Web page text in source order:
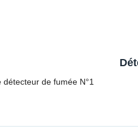
détecteur de fumée N°1